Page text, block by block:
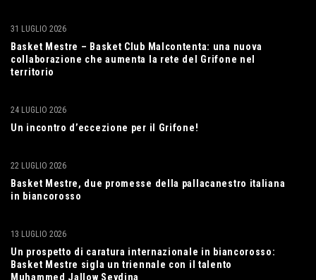
Basket Mestre – Basket Club Malcontenta: una nuova
collaborazione che aumenta la rete del Grifone nel
territorio
31 LUGLIO 2026
Un incontro d’eccezione per il Grifone!
24 LUGLIO 2026
Basket Mestre, due promesse della pallacanestro italiana
in biancorosso
22 LUGLIO 2026
Un prospetto di caratura internazionale in biancorosso:
Basket Mestre sigla un triennale con il talento
Muhammed Jallow Seydina
13 LUGLIO 2026